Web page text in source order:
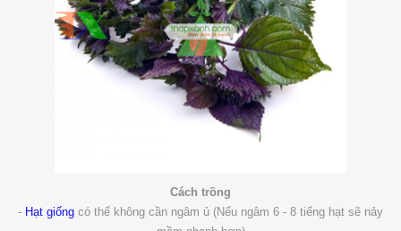
Cách trồng
- Hạt giống có thể không cần ngâm ủ (Nếu ngâm 6 - 8 tiếng hạt sẽ nảy